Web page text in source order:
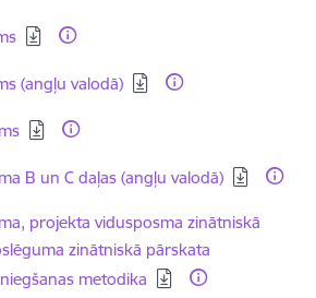
(angļu valodā)
B un C daļas (angļu valodā)
projekta vidusposma zinātniskā
zinātniskā pārskata
metodika